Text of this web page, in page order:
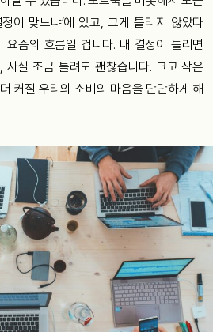
이 맞느냐’에 있고, 그게 틀리지 않았다
즘의 흐름일 겁니다. 내 결정이 틀리면
사실 조금 틀려도 괜찮습니다. 크고 작은
커질 우리의 소비의 마음을 단단하게 해